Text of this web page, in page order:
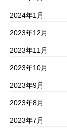
2024年1月
2023年12月
2023年11月
2023年10月
2023年9月
2023年8月
2023年7月